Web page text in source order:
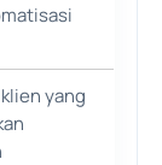
yang